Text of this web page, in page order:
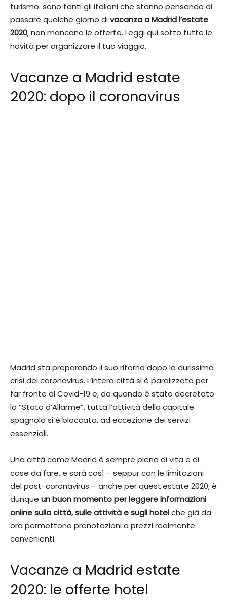
turismo: sono tanti gli italiani che stanno pensando di
passare qualche giorno divacanza a Madrid l’estate
2020, non mancano le offerte. Leggi qui sotto tutte le
novità per organizzare il tuo viaggio.
Vacanze a Madrid estate
2020: dopo il coronavirus
Madrid sta preparando il suo ritorno dopo la durissima
crisi del coronavirus. L’intera città si è paralizzata per
far fronte al Covid-19 e, da quando è stato decretato
lo “Stato d’Allarme”, tutta l’attività della capitale
spagnola si è bloccata, ad eccezione dei servizi
essenziali.
Una città come Madrid è sempre piena di vita e di
cose da fare, e sarà così – seppur con le limitazioni
del post-coronavirus – anche per quest’estate 2020, è
dunque un buon momento per leggere informazioni
online sulla città, sulle attività e sugli hotelche già da
ora permettono prenotazioni a prezzi realmente
convenienti.
Vacanze a Madrid estate
2020: le offerte hotel